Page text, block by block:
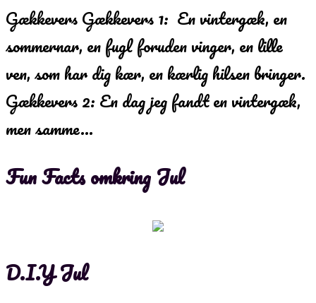
Gækkevers Gækkevers 1: En vintergæk, en
sommernar, en fugl foruden vinger, en lille
ven, som har dig kær, en kærlig hilsen bringer.
Gækkevers 2: En dag jeg fandt en vintergæk,
men samme…
Fun Facts omkring Jul
D.I.Y Jul